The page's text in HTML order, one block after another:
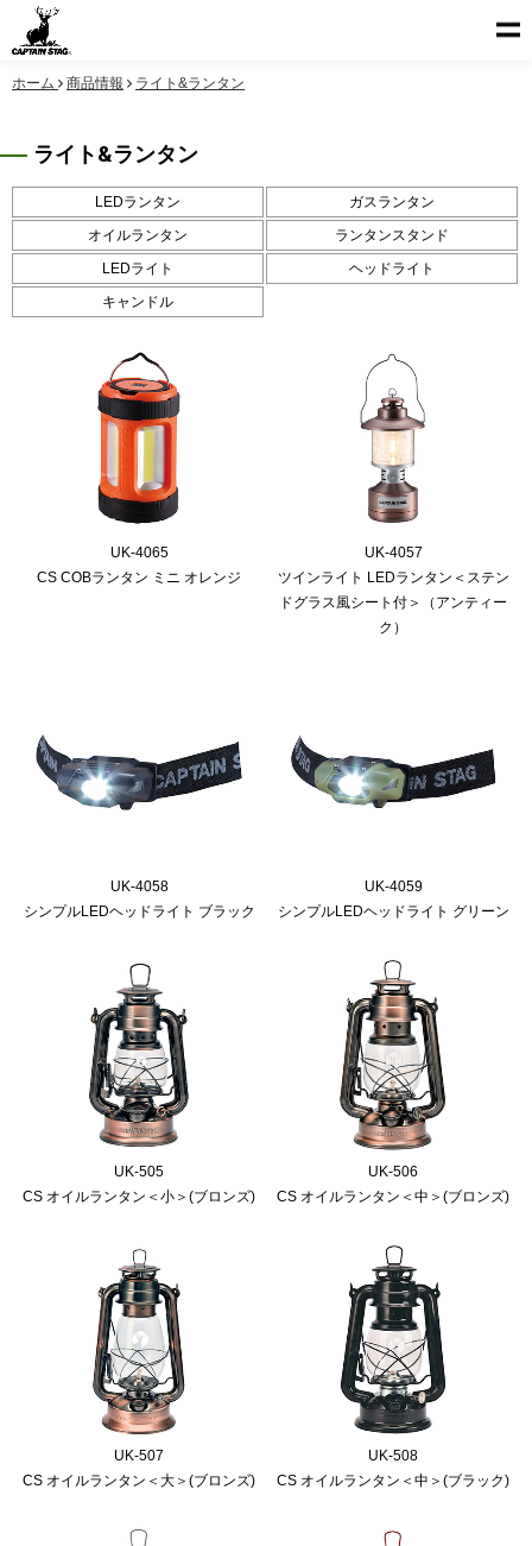
ホーム 商品情報 ライト&ランタン
ライト&ランタン
LEDランタン ガスランタン
オイルランタン ランタンスタンド
LEDライト ヘッドライト
キャンドル
UK-4065
CS COBランタン ミニ オレンジ
UK-4057
ツインライト LEDランタン＜ステン
ドグラス風シート付＞（アンティー
ク）
UK-4058
シンプルLEDヘッドライト ブラック
UK-4059
シンプルLEDヘッドライト グリーン
UK-505
CS オイルランタン＜小＞(ブロンズ)
UK-506
CS オイルランタン＜中＞(ブロンズ)
UK-507
CS オイルランタン＜大＞(ブロンズ)
UK-508
CS オイルランタン＜中＞(ブラック)